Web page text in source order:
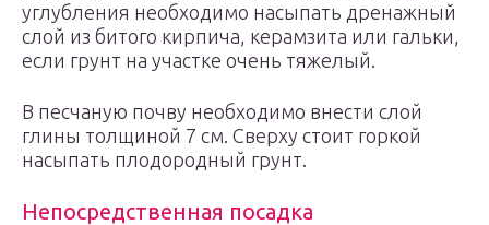
углубления необходимо насыпать дренажный
слой из битого кирпича, керамзита или гальки,
если грунт на участке очень тяжелый.
В песчаную почву необходимо внести слой
глины толщиной 7 см. Сверху стоит горкой
насыпать плодородный грунт.
Непосредственная посадка